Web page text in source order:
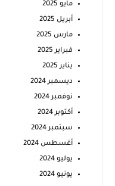
مايو 2025
أبريل 2025
مارس 2025
فبراير 2025
يناير 2025
ديسمبر 2024
نوفمبر 2024
أكتوبر 2024
سبتمبر 2024
أغسطس 2024
يوليو 2024
يونيو 2024